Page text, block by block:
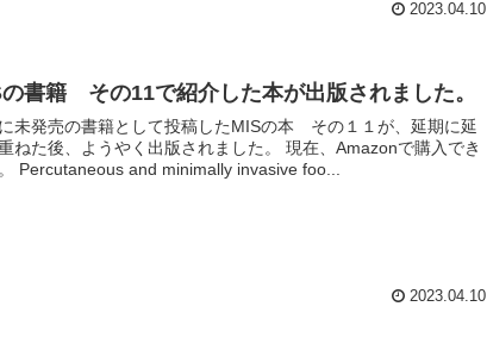
2023.04.10
書籍 その11で紹介した本が出版されました。
未発売の書籍として投稿したMISの本 その１１が、延期に延
ねた後、ようやく出版されました。 現在、Amazonで購入でき
Percutaneous and minimally invasive foo...
2023.04.10